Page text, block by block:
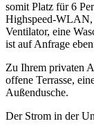
somit Platz für 6
Highspeed-WLAN,
Ventilator, eine
ist auf Anfrage
Zu Ihrem privaten
offene Terrasse,
Außendusche.
Der Strom in der